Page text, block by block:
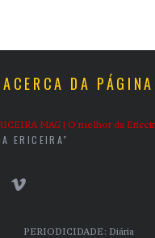
ACERCA DA PÁGINA
ERICEIRA"
PERIODICIDADE: Diária